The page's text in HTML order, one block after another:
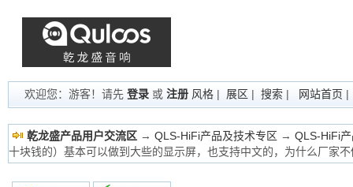
欢迎您：游客！请先 登录 或 注册 风格 | 展区 | 搜索 | 网站首页
乾龙盛产品用户交流区 → QLS-HiFi产品及技术专区 → QLS-HiFi
十块钱的）基本可以做到大些的显示屏，也支持中文的，为什么厂家